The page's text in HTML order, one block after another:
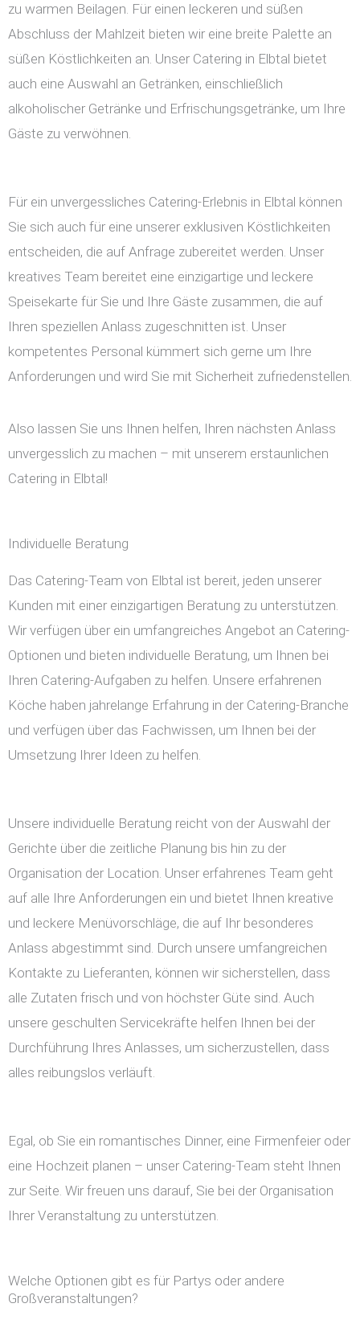
zu warmen Beilagen. Für einen leckeren und süßen
Abschluss der Mahlzeit bieten wir eine breite Palette an
süßen Köstlichkeiten an. Unser Catering in Elbtal bietet
auch eine Auswahl an Getränken, einschließlich
alkoholischer Getränke und Erfrischungsgetränke, um Ihre
Gäste zu verwöhnen.
Für ein unvergessliches Catering-Erlebnis in Elbtal können
Sie sich auch für eine unserer exklusiven Köstlichkeiten
entscheiden, die auf Anfrage zubereitet werden. Unser
kreatives Team bereitet eine einzigartige und leckere
Speisekarte für Sie und Ihre Gäste zusammen, die auf
Ihren speziellen Anlass zugeschnitten ist. Unser
kompetentes Personal kümmert sich gerne um Ihre
Anforderungen und wird Sie mit Sicherheit zufriedenstellen.
Also lassen Sie uns Ihnen helfen, Ihren nächsten Anlass
unvergesslich zu machen – mit unserem erstaunlichen
Catering in Elbtal!
Individuelle Beratung
Das Catering-Team von Elbtal ist bereit, jeden unserer
Kunden mit einer einzigartigen Beratung zu unterstützen.
Wir verfügen über ein umfangreiches Angebot an Catering-
Optionen und bieten individuelle Beratung, um Ihnen bei
Ihren Catering-Aufgaben zu helfen. Unsere erfahrenen
Köche haben jahrelange Erfahrung in der Catering-Branche
und verfügen über das Fachwissen, um Ihnen bei der
Umsetzung Ihrer Ideen zu helfen.
Unsere individuelle Beratung reicht von der Auswahl der
Gerichte über die zeitliche Planung bis hin zu der
Organisation der Location. Unser erfahrenes Team geht
auf alle Ihre Anforderungen ein und bietet Ihnen kreative
und leckere Menüvorschläge, die auf Ihr besonderes
Anlass abgestimmt sind. Durch unsere umfangreichen
Kontakte zu Lieferanten, können wir sicherstellen, dass
alle Zutaten frisch und von höchster Güte sind. Auch
unsere geschulten Servicekräfte helfen Ihnen bei der
Durchführung Ihres Anlasses, um sicherzustellen, dass
alles reibungslos verläuft.
Egal, ob Sie ein romantisches Dinner, eine Firmenfeier oder
eine Hochzeit planen – unser Catering-Team steht Ihnen
zur Seite. Wir freuen uns darauf, Sie bei der Organisation
Ihrer Veranstaltung zu unterstützen.
Welche Optionen gibt es für Partys oder andere
Großveranstaltungen?